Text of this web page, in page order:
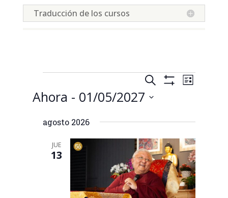
Traducción de los cursos
Calendrier Navegación
de
y
de
Calendrier
Buscar
de
Lista
Ahora - 01/05/2027
agosto 2026
JUE
13